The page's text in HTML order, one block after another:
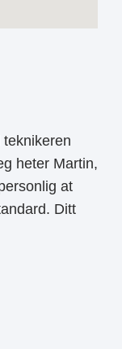
heter Martin,
at
Ditt